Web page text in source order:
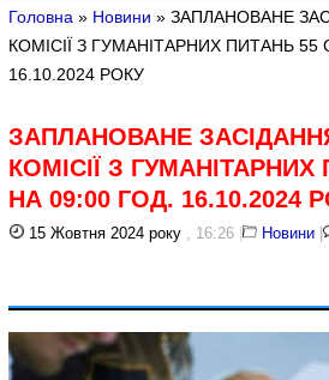
Головна » Новини » ЗАПЛАНОВАНЕ
КОМІСІЇ З ГУМАНІТАРНИХ ПИТАНЬ 55
16.10.2024 РОКУ
ЗАПЛАНОВАНЕ
КОМІСІЇ З ГУМАНІТАРНИХ
НА 09:00 ГОД. 16.10.2024
15 Жовтня 2024 року , 16:26 | Новини |